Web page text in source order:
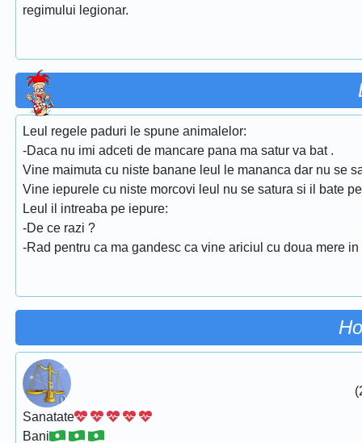
regimului legionar.
Leul regele paduri le spune animalelor:
-Daca nu imi adceti de mancare pana ma satur va bat .
Vine maimuta cu niste banane leul le mananca dar nu se
Vine iepurele cu niste morcovi leul nu se satura si il bate
Leul il intreaba pe iepure:
-De ce razi ?
-Rad pentru ca ma gandesc ca vine ariciul cu doua mere in
Sanatate
Bani